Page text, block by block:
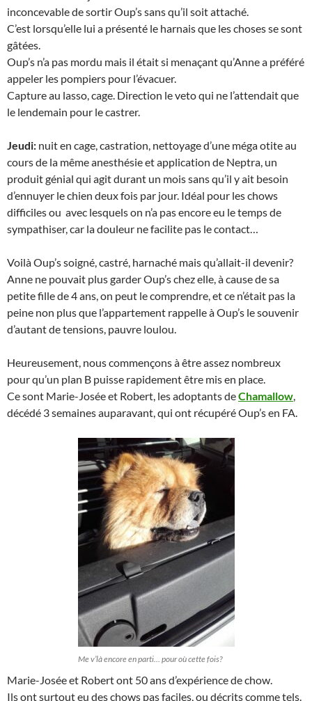
inconcevable de sortir Oup’s sans qu’il soit attaché.
C’est lorsqu’elle lui a présenté le harnais que les choses se sont
gâtées.
Oup’s n’a pas mordu mais il était si menaçant qu’Anne a préféré
appeler les pompiers pour l’évacuer.
Capture au lasso, cage. Direction le veto qui ne l’attendait que
le lendemain pour le castrer.
Jeudi: nuit en cage, castration, nettoyage d’une méga otite au
cours de la même anesthésie et application de Neptra, un
produit génial qui agit durant un mois sans qu’il y ait besoin
d’ennuyer le chien deux fois par jour. Idéal pour les chows
difficiles ou avec lesquels on n’a pas encore eu le temps de
sympathiser, car la douleur ne facilite pas le contact…
Voilà Oup’s soigné, castré, harnaché mais qu’allait-il devenir?
Anne ne pouvait plus garder Oup’s chez elle, à cause de sa
petite fille de 4 ans, on peut le comprendre, et ce n’était pas la
peine non plus que l’appartement rappelle à Oup’s le souvenir
d’autant de tensions, pauvre loulou.
Heureusement, nous commençons à être assez nombreux
pour qu’un plan B puisse rapidement être mis en place.
Ce sont Marie-Josée et Robert, les adoptants deChamallow,
décédé 3 semaines auparavant, qui ont récupéré Oup’s en FA.
Me v’là encore en parti… pour où cette fois?
Marie-Josée et Robert ont 50 ans d’expérience de chow.
Ils ont surtout eu des chows pas faciles, ou décrits comme tels.